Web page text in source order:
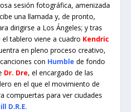
sesión fotográfica, amenizada
una llamada y, de pronto,
dirigirse a Los Ángeles; y tras
tablero viene a cuadro Kendric
en pleno proceso creativo,
con Humble de fondo
Dr. Dre, el encargado de las
en el que el movimiento de
compuertas para ver ciudades
D.R.E.